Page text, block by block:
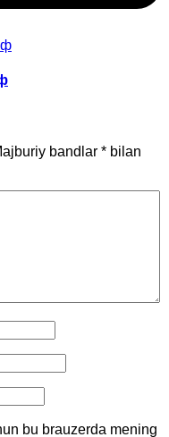
bandlar * bilan
bu brauzerda mening